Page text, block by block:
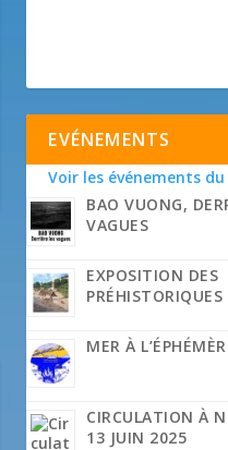
EVÉNEMENTS
Voir les événements du
BAO VUONG,
VAGUES
EXPOSITION DES
PRÉHISTORIQUES
MER À
CIRCULATION À
13 JUIN 2025